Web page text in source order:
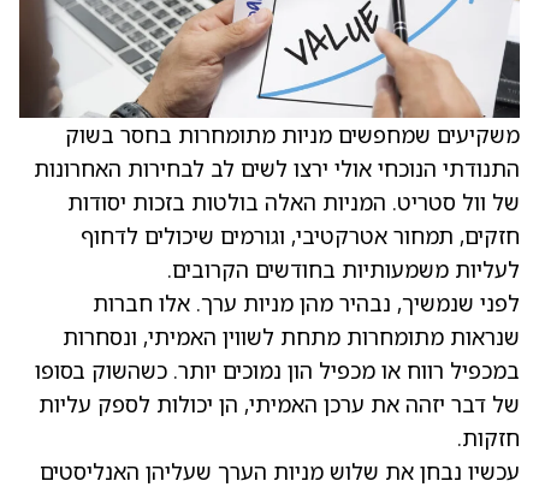
משקיעים שמחפשים מניות מתומחרות בחסר בשוק
התנודתי הנוכחי אולי ירצו לשים לב לבחירות האחרונות
של וול סטריט. המניות האלה בולטות בזכות יסודות
חזקים, תמחור אטרקטיבי, וגורמים שיכולים לדחוף
לעליות משמעותיות בחודשים הקרובים.
לפני שנמשיך, נבהיר מהן מניות ערך. אלו חברות
שנראות מתומחרות מתחת לשווין האמיתי, ונסחרות
במכפיל רווח או מכפיל הון נמוכים יותר. כשהשוק בסופו
של דבר יזהה את ערכן האמיתי, הן יכולות לספק עליות
חזקות.
עכשיו נבחן את שלוש מניות הערך שעליהן האנליסטים